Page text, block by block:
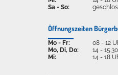
Sa - So:
Öffnungszeiten
Mo - Fr:
Mo, Di, Do:
Mi:
08 - 12
14 -
14 - 18